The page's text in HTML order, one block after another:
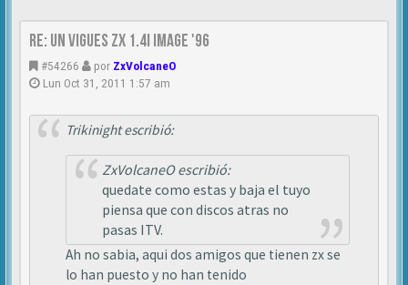
Re: Un vigues ZX 1.4i IMAGE '96
#54266 por ZxVolcaneO
Lun Oct 31, 2011 1:57 am
Trikinight escribió:
ZxVolcaneO escribió:
quedate como estas y baja el tuyo
piensa que con discos atras no
pasas ITV.
Ah no sabia, aqui dos amigos que tienen zx se
lo han puesto y no han tenido